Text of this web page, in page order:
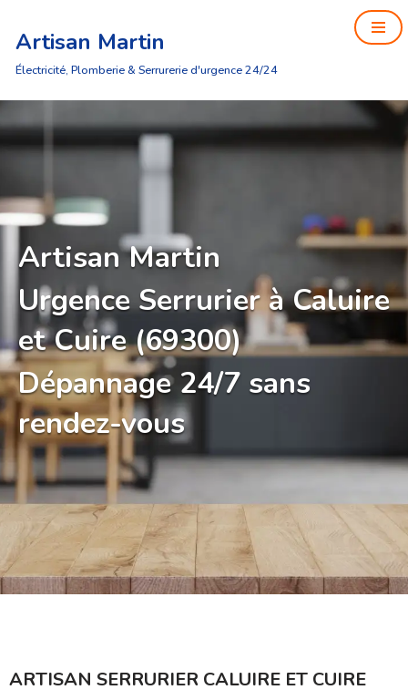
Aller
au
Artisan Martin
Électricité, Plomberie & Serrurerie d'urgence 24/24
Artisan Martin
Urgence Serrurier à Caluire
et Cuire (69300)
Dépannage 24/7 sans
rendez-vous
ARTISAN SERRURIER CALUIRE ET CUIRE